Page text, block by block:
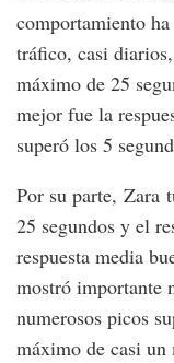
comportamiento
tráfico, casi
máximo de 25
mejor fue la
superó los 5
Por su parte, Zara
25 segundos y el
respuesta media
mostró importante
numerosos picos
máximo de casi